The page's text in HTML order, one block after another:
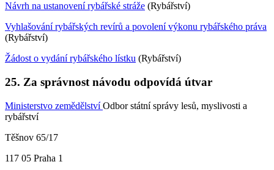
Návrh na ustanovení rybářské stráže (Rybářství)
Vyhlašování rybářských revírů a povolení výkonu rybářského práva
(Rybářství)
Žádost o vydání rybářského lístku (Rybářství)
25. Za správnost návodu odpovídá útvar
Ministerstvo zemědělstvíOdbor státní správy lesů, myslivosti a
rybářství
Těšnov 65/17
117 05 Praha 1